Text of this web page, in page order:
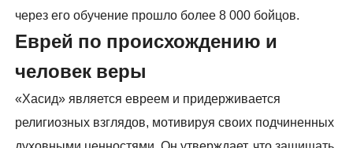
через его обучение прошло более 8 000 бойцов.
Еврей по происхождению и
человек веры
«Хасид» является евреем и придерживается
религиозных взглядов, мотивируя своих подчиненных